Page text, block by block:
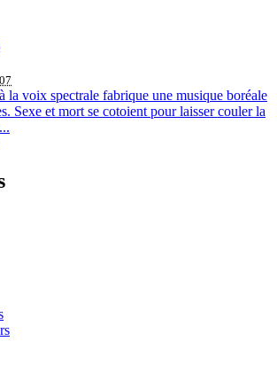
la voix spectrale fabrique une musique boréale
Sexe et mort se cotoient pour laisser couler la